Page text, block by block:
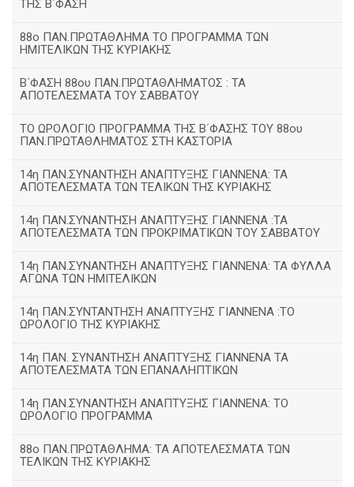
ΤΗΣ Β΄ΦΑΣΗ
88ο ΠΑΝ.ΠΡΩΤΑΘΛΗΜΑ ΤΟ ΠΡΟΓΡΑΜΜΑ ΤΩΝ
ΗΜΙΤΕΛΙΚΩΝ ΤΗΣ ΚΥΡΙΑΚΗΣ
Β΄ΦΑΣΗ 88ου ΠΑΝ.ΠΡΩΤΑΘΛΗΜΑΤΟΣ : ΤΑ
ΑΠΟΤΕΛΕΣΜΑΤΑ ΤΟΥ ΣΑΒΒΑΤΟΥ
ΤΟ ΩΡΟΛΟΓΙΟ ΠΡΟΓΡΑΜΜΑ ΤΗΣ Β΄ΦΑΣΗΣ ΤΟΥ 88ου
ΠΑΝ.ΠΡΩΤΑΘΛΗΜΑΤΟΣ ΣΤΗ ΚΑΣΤΟΡΙΑ
14η ΠΑΝ.ΣΥΝΑΝΤΗΣΗ ΑΝΑΠΤΥΞΗΣ ΓΙΑΝΝΕΝΑ: ΤΑ
ΑΠΟΤΕΛΕΣΜΑΤΑ ΤΩΝ ΤΕΛΙΚΩΝ ΤΗΣ ΚΥΡΙΑΚΗΣ
14η ΠΑΝ.ΣΥΝΑΝΤΗΣΗ ΑΝΑΠΤΥΞΗΣ ΓΙΑΝΝΕΝΑ :ΤΑ
ΑΠΟΤΕΛΕΣΜΑΤΑ ΤΩΝ ΠΡΟΚΡΙΜΑΤΙΚΩΝ ΤΟΥ ΣΑΒΒΑΤΟΥ
14η ΠΑΝ.ΣΥΝΑΝΤΗΣΗ ΑΝΑΠΤΥΞΗΣ ΓΙΑΝΝΕΝΑ: ΤΑ ΦΥΛΛΑ
ΑΓΩΝΑ ΤΩΝ ΗΜΙΤΕΛΙΚΩΝ
14η ΠΑΝ.ΣΥΝΤΑΝΤΗΣΗ ΑΝΑΠΤΥΞΗΣ ΓΙΑΝΝΕΝΑ :ΤΟ
ΩΡΟΛΟΓΙΟ ΤΗΣ ΚΥΡΙΑΚΗΣ
14η ΠΑΝ. ΣΥΝΑΝΤΗΣΗ ΑΝΑΠΤΥΞΗΣ ΓΙΑΝΝΕΝΑ ΤΑ
ΑΠΟΤΕΛΕΣΜΑΤΑ ΤΩΝ ΕΠΑΝΑΛΗΠΤΙΚΩΝ
14η ΠΑΝ.ΣΥΝΑΝΤΗΣΗ ΑΝΑΠΤΥΞΗΣ ΓΙΑΝΝΕΝΑ: ΤΟ
ΩΡΟΛΟΓΙΟ ΠΡΟΓΡΑΜΜΑ
88ο ΠΑΝ.ΠΡΩΤΑΘΛΗΜΑ: ΤΑ ΑΠΟΤΕΛΕΣΜΑΤΑ ΤΩΝ
ΤΕΛΙΚΩΝ ΤΗΣ ΚΥΡΙΑΚΗΣ